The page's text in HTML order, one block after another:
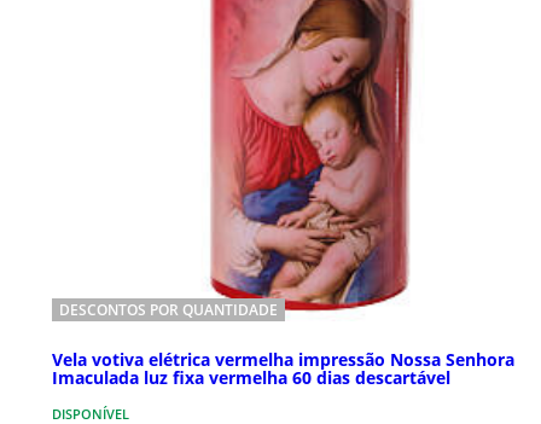
DESCONTOS POR QUANTIDADE
Vela votiva elétrica vermelha impressão Nossa Senhora
Imaculada luz fixa vermelha 60 dias descartável
DISPONÍVEL